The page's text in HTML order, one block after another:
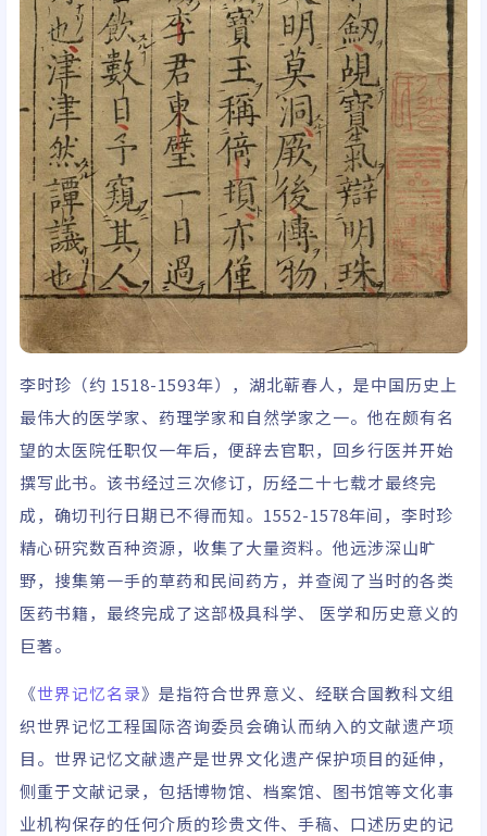
李时珍（约 1518-1593年），湖北蕲春人，是中国历史上
最伟大的医学家、药理学家和自然学家之一。他在颇有名
望的太医院任职仅一年后，便辞去官职，回乡行医并开始
撰写此书。该书经过三次修订，历经二十七载才最终完
成，确切刊行日期已不得而知。1552-1578年间，李时珍
精心研究数百种资源，收集了大量资料。他远涉深山旷
野，搜集第一手的草药和民间药方，并查阅了当时的各类
医药书籍，最终完成了这部极具科学、 医学和历史意义的
巨著。
《世界记忆名录》是指符合世界意义、经联合国教科文组
织世界记忆工程国际咨询委员会确认而纳入的文献遗产项
目。世界记忆文献遗产是世界文化遗产保护项目的延伸，
侧重于文献记录，包括博物馆、档案馆、图书馆等文化事
业机构保存的任何介质的珍贵文件、手稿、口述历史的记